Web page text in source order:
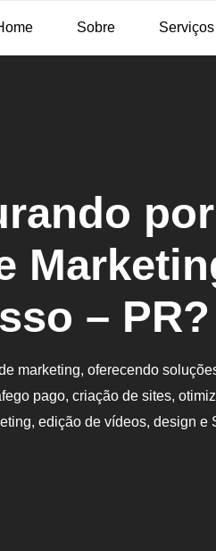
Sobre Serviços
– PR?
marketing, oferecendo
pago, criação de sites,
edição de vídeos, design e